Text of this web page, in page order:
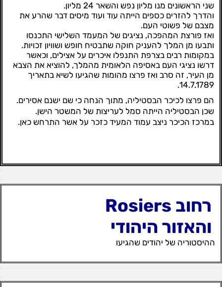
שני הראשונים מנו מליון נפש והשאר 24 מליון.
והדרך להזרים כספים הייתה עוד ועוד מיסים דבר שהרע את
מצבם של פשוטי העם.
ואז פורצת המהפכה, נציגים של המעמד השלישי התכנסו
ותבעו מן המלך להעניק חוקה שתבטיח חופש ושוויון זכויות.
במקומות רבים בצרפת התנפלו איכרים על אצילים, וכאשר
דרשו נציגי העם באסיפה הלאומית מהמלך, להוציא את הצבא
מן העיר, זה סרב ואז פרצו מהומות שהגיעו לשיא בתאריך
14.7.1789.
הם פרצו לכיכר הבסטיליה, מתוך הנחה כי שם ישנם אסירים.
שכן הבסטיליה הייתה סמל לעריצות של המשטר הישן.
במרכז הכיכר ניצב עמוד המעיד כזכר על אשר התרחש כאן.
רחוב Rosiers
והאזור היהודי
ההיסטוריה של יהודים שהגיעו